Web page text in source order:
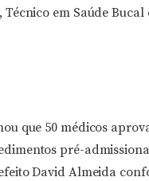
em Saúde
que 50 médicos
pré-
David Almeida